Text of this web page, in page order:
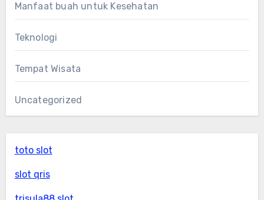
Manfaat buah untuk Kesehatan
Teknologi
Tempat Wisata
Uncategorized
toto slot
slot qris